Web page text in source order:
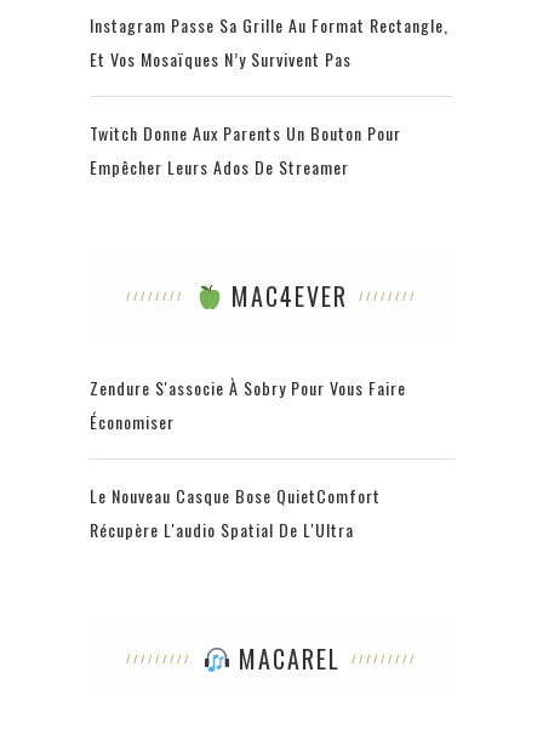
Instagram Passe Sa Grille Au Format Rectangle,
Et Vos Mosaïques N’y Survivent Pas
Twitch Donne Aux Parents Un Bouton Pour
Empêcher Leurs Ados De Streamer
MAC4EVER
Zendure S'associe À Sobry Pour Vous Faire
Économiser
Le Nouveau Casque Bose QuietComfort
Récupère L'audio Spatial De L'Ultra
MACAREL